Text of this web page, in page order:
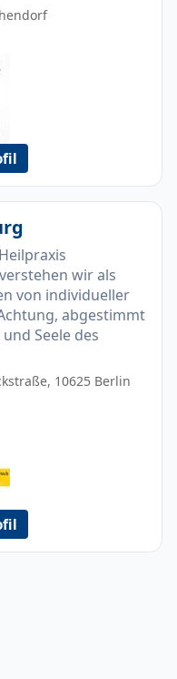
wir als
von individueller
abgestimmt
Seele des
10625 Berlin